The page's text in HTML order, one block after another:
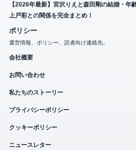
【2026年最新】宮沢りえと森田剛の結婚・年
上戸彩との関係を完全まとめ！
ポリシー
運営情報、ポリシー、読者向け連絡先。
会社概要
お問い合わせ
私たちのストーリー
プライバシーポリシー
クッキーポリシー
ニュースレター